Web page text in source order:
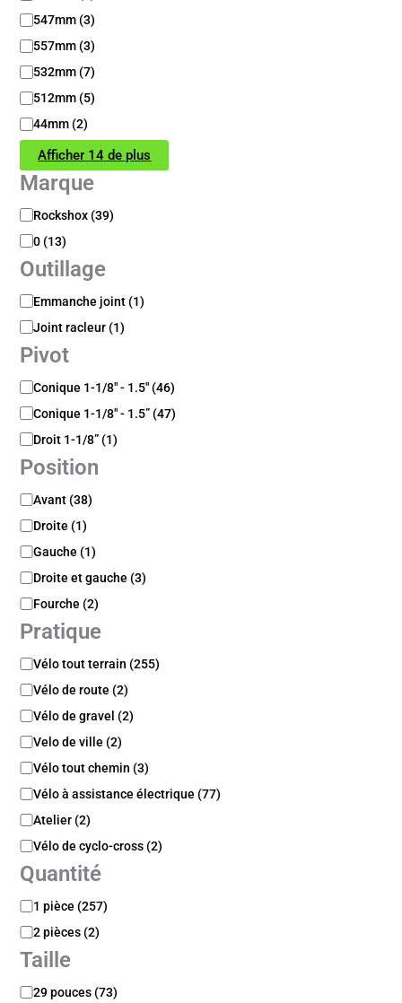
547mm (3)
557mm (3)
532mm (7)
512mm (5)
44mm (2)
Afficher 14 de plus
Marque
M
r
q
e
Rockshox (39)
0 (13)
Outillage
O
t
l
a
g
e
Emmanche joint (1)
Joint racleur (1)
Pivot
P
v
o
t
Conique 1-1/8" - 1.5" (46)
Conique 1-1/8" - 1.5” (47)
Droit 1-1/8” (1)
Position
P
s
i
t
i
n
Avant (38)
Droite (1)
Gauche (1)
Droite et gauche (3)
Fourche (2)
Pratique
P
a
t
i
q
u
e
Vélo tout terrain (255)
Vélo de route (2)
Vélo de gravel (2)
Velo de ville (2)
Vélo tout chemin (3)
Vélo à assistance électrique (77)
Atelier (2)
Vélo de cyclo-cross (2)
Quantité
Q
a
n
i
1 pièce (257)
2 pièces (2)
Taille
T 29 pouces (73)